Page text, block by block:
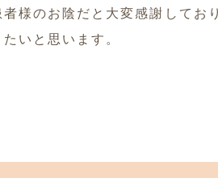
者様のお陰だと大変感謝してお
いと思います。